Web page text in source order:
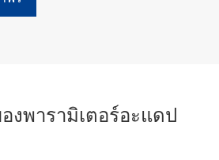
งพารามิเตอร์อะแดป